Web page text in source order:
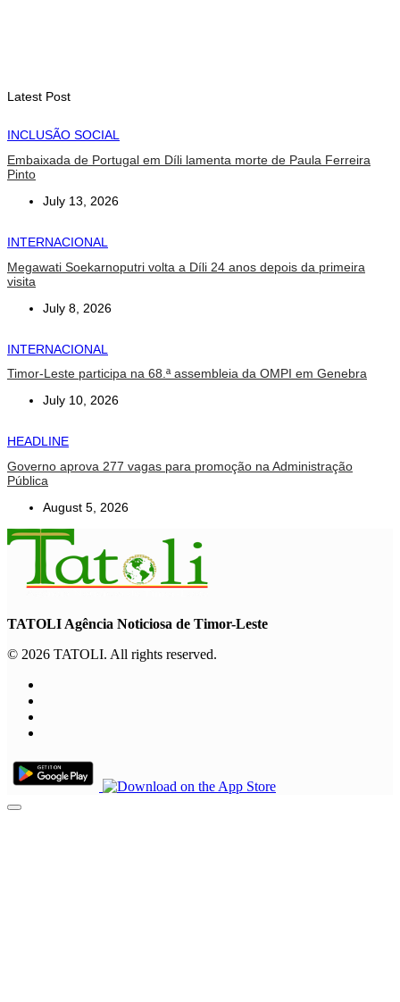
Latest Post
INCLUSÃO SOCIAL
Embaixada de Portugal em Díli lamenta morte de Paula Ferreira
Pinto
July 13, 2026
INTERNACIONAL
Megawati Soekarnoputri volta a Díli 24 anos depois da primeira
visita
July 8, 2026
INTERNACIONAL
Timor-Leste participa na 68.ª assembleia da OMPI em Genebra
July 10, 2026
HEADLINE
Governo aprova 277 vagas para promoção na Administração
Pública
August 5, 2026
TATOLI Agência Noticiosa de Timor-Leste
© 2026 TATOLI. All rights reserved.